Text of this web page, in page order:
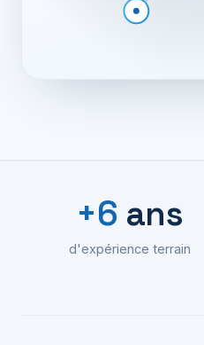
+6 ans
d'expérience terrain